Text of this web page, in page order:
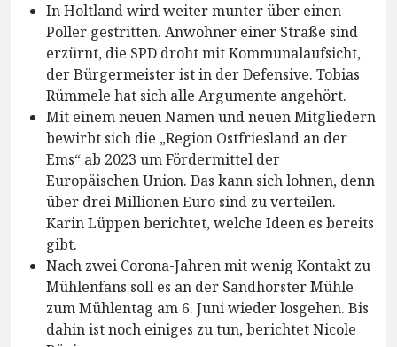
In Holtland wird weiter munter über einen
Poller gestritten. Anwohner einer Straße sind
erzürnt, die SPD droht mit Kommunalaufsicht,
der Bürgermeister ist in der Defensive. Tobias
Rümmele hat sich alle Argumente angehört.
Mit einem neuen Namen und neuen Mitgliedern
bewirbt sich die „Region Ostfriesland an der
Ems“ ab 2023 um Fördermittel der
Europäischen Union. Das kann sich lohnen, denn
über drei Millionen Euro sind zu verteilen.
Karin Lüppen berichtet, welche Ideen es bereits
gibt.
Nach zwei Corona-Jahren mit wenig Kontakt zu
Mühlenfans soll es an der Sandhorster Mühle
zum Mühlentag am 6. Juni wieder losgehen. Bis
dahin ist noch einiges zu tun, berichtet Nicole